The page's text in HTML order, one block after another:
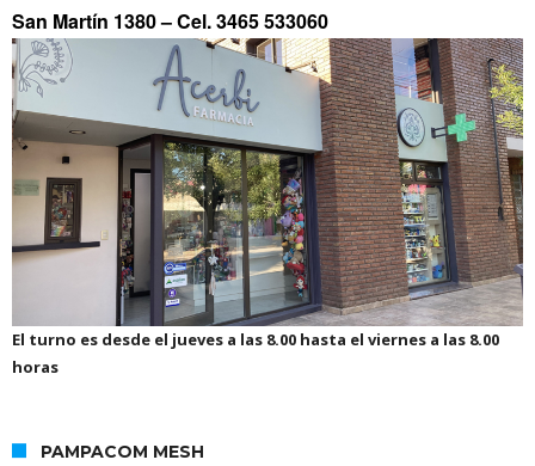
San Martín 1380 –Cel. 3465 533060
El turno es desde el jueves a las 8.00 hasta el viernes a las 8.00
horas
PAMPACOM MESH